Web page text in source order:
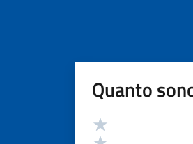
Quanto
Valutazione